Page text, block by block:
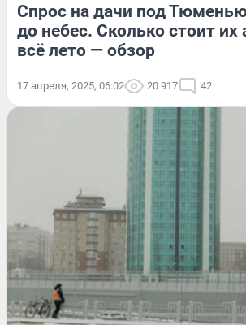
Спрос на дачи под
до небес. Сколько стоит их
всё лето — обзор
17 апреля, 2025, 06:02 20 917 42